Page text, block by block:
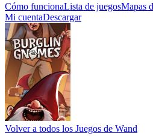
Cómo funcionaLista de juegosMapas
Mi cuentaDescargar
Volver a todos los Juegos de Wand